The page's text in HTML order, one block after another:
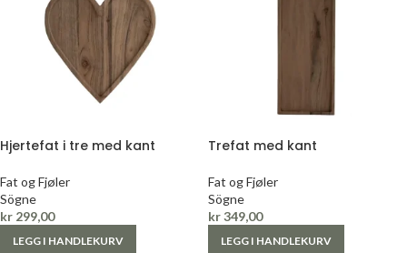
Hjertefat i tre med kant
Fat og Fjøler
Sögne
kr 299,00
LEGG I HANDLEKURV
Trefat med kant
Fat og Fjøler
Sögne
kr349,00
LEGG I HANDLEKURV